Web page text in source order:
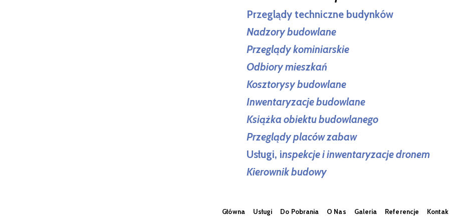
Przeglądy techniczne budynków
Nadzory budowlane
Przeglądy kominiarskie
Odbiory mieszkań
Kosztorysy budowlane
Inwentaryzacje budowlane
Książka obiektu budowlanego
Przeglądy placów zabaw
Usługi, inspekcje i inwentaryzacje dronem
Kierownik budowy
Główna Usługi Do Pobrania O Nas Galeria Referencje